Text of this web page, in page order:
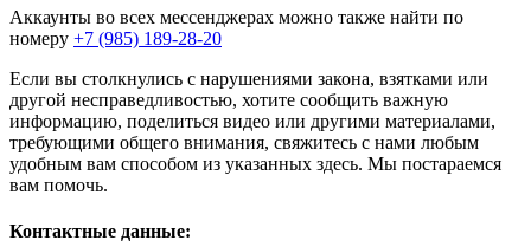
Аккаунты во всех мессенджерах можно также найти по
номеру +7 (985) 189-28-20
Если вы столкнулись с нарушениями закона, взятками или
другой несправедливостью, хотите сообщить важную
информацию, поделиться видео или другими материалами,
требующими общего внимания, свяжитесь с нами любым
удобным вам способом из указанных здесь. Мы постараемся
вам помочь.
Контактные данные: